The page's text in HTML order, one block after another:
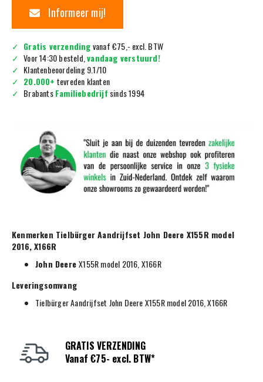
Informeer mij!
Gratis verzendingvanaf €75,- excl. BTW
Voor 14:30 besteld,vandaag verstuurd!
Klantenbeoordeling 9.1/10
20.000+ tevreden klanten
BrabantsFamiliebedrijf sinds 1994
Kenmerken Tielbürger Aandrijfset John Deere X155R model
2016, X166R
John DeereX155R model 2016, X166R
Leveringsomvang
Tielbürger Aandrijfset John Deere X155R model 2016, X166R
GRATIS VERZENDING
Vanaf €75- excl. BTW*